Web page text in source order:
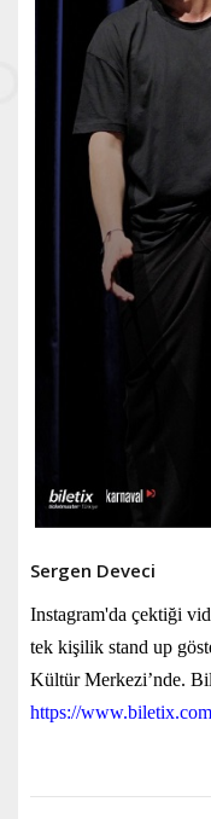
Sergen Deveci
Instagram'da çektiği
tek kişilik stand up
Kültür Merkezi’nde.
https://